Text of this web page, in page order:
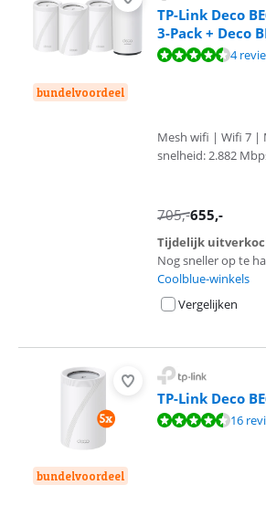
bundelvoordeel
TP-Link Deco
3-Pack + Deco
Beoordeling is 9,1 van de 10, gebaseerd op 4
4
Mesh wifi | Wifi 7 |
snelheid: 2.882
705,-655,-
Tijdelijk
Nog sneller op te
Coolblue-winkels
Vergelijken
bundelvoordeel
TP-Link Deco
Beoordeling is 9,0 van de 10, gebaseerd op 16
16